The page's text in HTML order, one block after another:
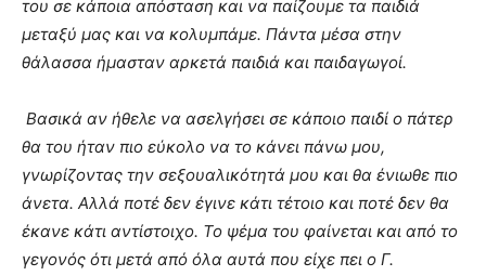
του σε κάποια απόσταση και να παίζουμε τα παιδιά
μεταξύ μας και να κολυμπάμε. Πάντα μέσα στην
θάλασσα ήμασταν αρκετά παιδιά και παιδαγωγοί.
Βασικά αν ήθελε να ασελγήσει σε κάποιο παιδί ο πάτερ
θα του ήταν πιο εύκολο να το κάνει πάνω μου,
γνωρίζοντας την σεξουαλικότητά μου και θα ένιωθε πιο
άνετα. Αλλά ποτέ δεν έγινε κάτι τέτοιο και ποτέ δεν θα
έκανε κάτι αντίστοιχο. Το ψέμα του φαίνεται και από το
γεγονός ότι μετά από όλα αυτά που είχε πει ο Γ.